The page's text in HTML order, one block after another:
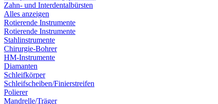
Zahn- und Interdentalbürsten
Alles anzeigen
Rotierende Instrumente
Rotierende Instrumente
Stahlinstrumente
Chirurgie-Bohrer
HM-Instrumente
Diamanten
Schleifkörper
Schleifscheiben/Finierstreifen
Polierer
Mandrelle/Träger